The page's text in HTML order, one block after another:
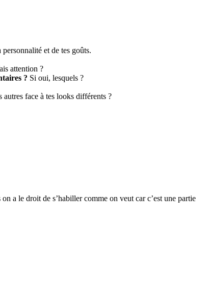
et de tes goûts.
attention ?
? Si oui, lesquels ?
face à tes looks différents ?
a le droit de s’habiller comme on veut car c’est une partie